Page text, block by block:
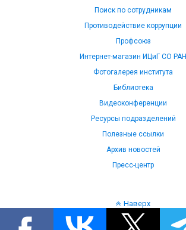
Поиск по сотрудникам
Противодействие коррупции
Профсоюз
Интернет-магазин ИЦиГ СО РАН
Фотогалерея института
Библиотека
Видеоконференции
Ресурсы подразделений
Полезные ссылки
Архив новостей
Пресс-центр
Наверх